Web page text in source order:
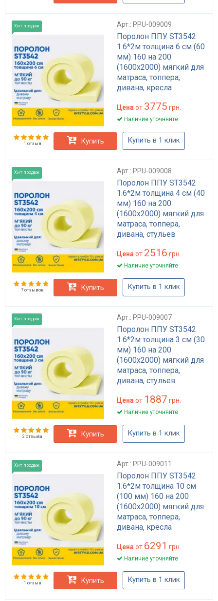
Хит продаж Арт.: PPU-009009
Поролон ППУ ST3542
1.6*2м толщина 6 см (60
мм) 160 на 200
(1600х2000) мягкий для
матраса, топпера,
дивана, кресла
Цена от 3775 грн.
Наличие уточняйте
1 отзыв Купить Купить в 1 клик
Хит продаж Арт.: PPU-009008
Поролон ППУ ST3542
1.6*2м толщина 4 см (40
мм) 160 на 200
(1600х2000) мягкий для
матраса, топпера,
дивана, стульев
Цена от 2516 грн.
Наличие уточняйте
7 отзывов Купить Купить в 1 клик
Хит продаж Арт.: PPU-009007
Поролон ППУ ST3542
1.6*2м толщина 3 см (30
мм) 160 на 200
(1600х2000) мягкий для
матраса, топпера,
дивана, стульев
Цена от 1887 грн.
Наличие уточняйте
3 отзыва Купить Купить в 1 клик
Хит продаж Арт.: PPU-009011
Поролон ППУ ST3542
1.6*2м толщина 10 см
(100 мм) 160 на 200
(1600х2000) мягкий для
матраса, топпера,
дивана, кресла
Цена от 6291 грн.
Наличие уточняйте
1 отзыв Купить Купить в 1 клик